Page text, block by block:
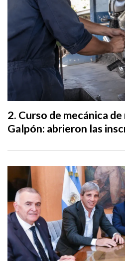
Curso de mecánica
Galpón: abrieron las